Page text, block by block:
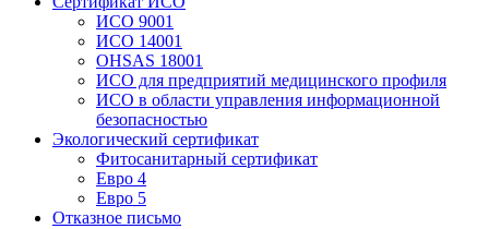
ИСО 9001
ИСО 14001
OHSAS 18001
ИСО для предприятий медицинского профиля
ИСО в области управления информационной
безопасностью
Экологический сертификат
Фитосанитарный сертификат
Евро 4
Евро 5
Отказное письмо